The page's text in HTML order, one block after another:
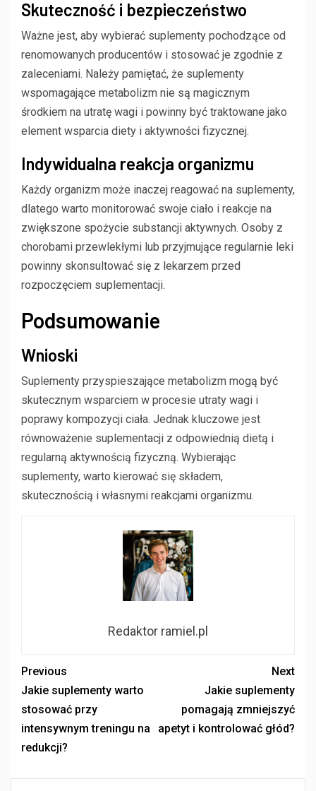
Skuteczność i bezpieczeństwo
Ważne jest, aby wybierać suplementy pochodzące od
renomowanych producentów i stosować je zgodnie z
zaleceniami. Należy pamiętać, że suplementy
wspomagające metabolizm nie są magicznym
środkiem na utratę wagi i powinny być traktowane jako
element wsparcia diety i aktywności fizycznej.
Indywidualna reakcja organizmu
Każdy organizm może inaczej reagować na suplementy,
dlatego warto monitorować swoje ciało i reakcje na
zwiększone spożycie substancji aktywnych. Osoby z
chorobami przewlekłymi lub przyjmujące regularnie leki
powinny skonsultować się z lekarzem przed
rozpoczęciem suplementacji.
Podsumowanie
Wnioski
Suplementy przyspieszające metabolizm mogą być
skutecznym wsparciem w procesie utraty wagi i
poprawy kompozycji ciała. Jednak kluczowe jest
równoważenie suplementacji z odpowiednią dietą i
regularną aktywnością fizyczną. Wybierając
suplementy, warto kierować się składem,
skutecznością i własnymi reakcjami organizmu.
Redaktor ramiel.pl
Previous
Jakie suplementy warto
stosować przy
intensywnym treningu na
redukcji?
Next
Jakie suplementy
pomagają zmniejszyć
apetyt i kontrolować głód?